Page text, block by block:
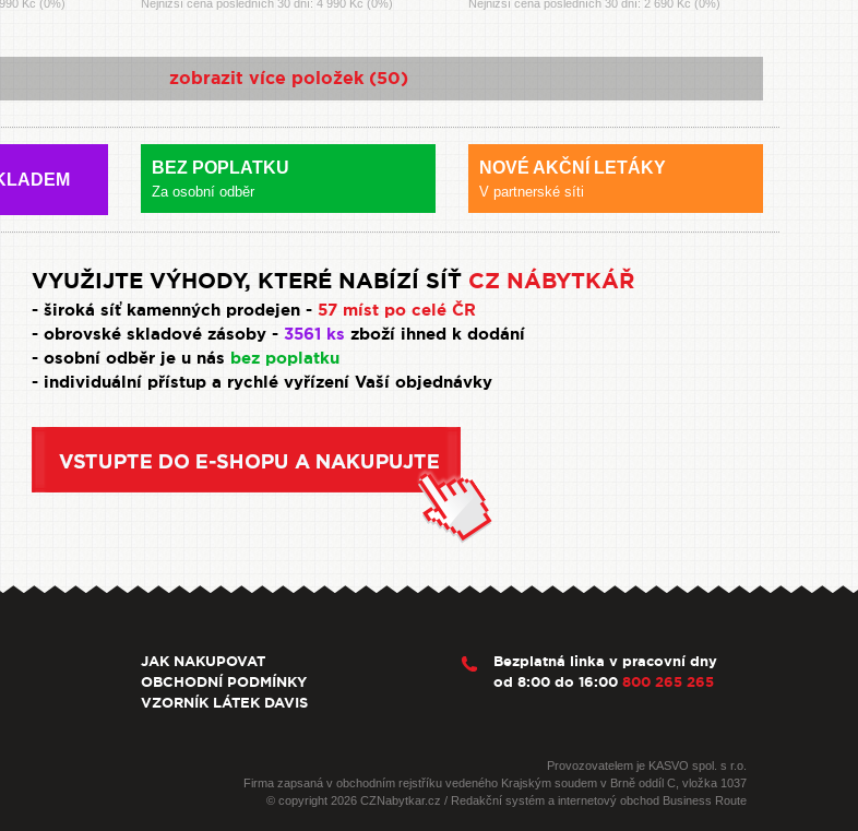
Kč (0%) Nejnižší cena posledních 30 dní: 4 990 Kč (0%) Nejnižší cena posledních 30 dní: 2 690 Kč (0%)
zobrazit více položek (50)
BEZ POPLATKU
Za osobní odběr
NOVÉ AKČNÍ LETÁKY
V partnerské síti
VYUŽIJTE VÝHODY, KTERÉ NABÍZÍ SÍŤ CZ NÁBYTKÁŘ
- široká síť kamenných prodejen - 57 míst po celé ČR
- obrovské skladové zásoby - 3561 ks zboží ihned k dodání
- osobní odběr je u nás bez poplatku
- individuální přístup a rychlé vyřízení Vaší objednávky
JAK NAKUPOVAT
OBCHODNÍ PODMÍNKY
VZORNÍK LÁTEK DAVIS
Bezplatná linka v pracovní dny
od 8:00 do 16:00 800 265 265
Provozovatelem je KASVO spol. s r.o.
Firma zapsaná v obchodním rejstříku vedeného Krajským soudem v Brně oddíl C, vložka 1037
© copyright 2026 CZNabytkar.cz / Redakční systém a internetový obchod Business Route